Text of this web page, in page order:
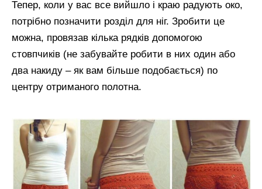
Тепер, коли у вас все вийшло і краю радують око,
потрібно позначити розділ для ніг. Зробити це
можна, провязав кілька рядків допомогою
стовпчиків (не забувайте робити в них один або
два накиду – як вам більше подобається) по
центру отриманого полотна.